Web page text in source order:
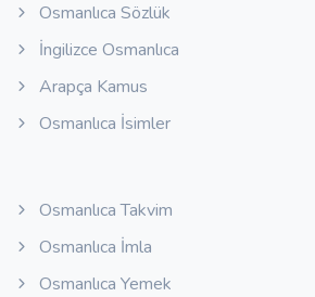
Osmanlıca Sözlük
İngilizce Osmanlıca
Arapça Kamus
Osmanlıca İsimler
Osmanlıca Takvim
Osmanlıca İmla
Osmanlıca Yemek